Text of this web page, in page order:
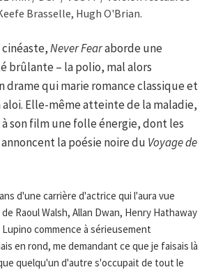
Brasselle, Hugh O'Brian.
Never Fearaborde une
brûlante – la polio, mal alors
drame qui marie romance classique et
Elle-même atteinte de la maladie,
son film une folle énergie, dont les
la poésie noire du Voyage de
d'une carrière d'actrice qui l'aura vue
Raoul Walsh, Allan Dwan, Henry Hathaway
commence à sérieusement
en rond, me demandant ce que je faisais là
quelqu'un d'autre s'occupait de tout le